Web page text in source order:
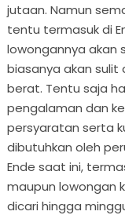
jutaan. Namun
tentu termasuk di
lowongannya akan
biasanya akan
berat. Tentu saja
pengalaman dan
persyaratan serta
dibutuhkan oleh
Ende saat ini,
maupun lowongan
dicari hingga